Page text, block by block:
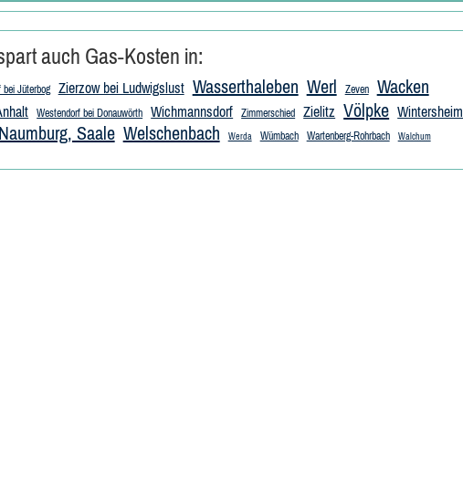
auch Gas-Kosten in:
bei Jüterbog Zierzow bei Ludwigslust Wasserthaleben Werl Zeven Wacken
Westendorf bei Donauwörth Wichmannsdorf Zimmerschied Zielitz Völpke Wintersheim
Saale Welschenbach Werda Wümbach Wartenberg-Rohrbach Walchum